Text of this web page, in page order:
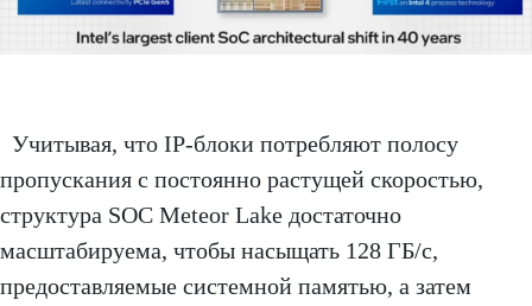
Учитывая, что IP-блоки потребляют полосу
пропускания с постоянно растущей скоростью,
структура SOC Meteor Lake достаточно
масштабируема, чтобы насыщать 128 ГБ/с,
предоставляемые системной памятью, а затем